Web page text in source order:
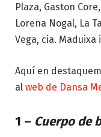
Plaza, Gaston Core,
Lorena Nogal, La
Vega, cia. Maduixa i
Aquí en
al web de Dansa
1 – Cuerpo de